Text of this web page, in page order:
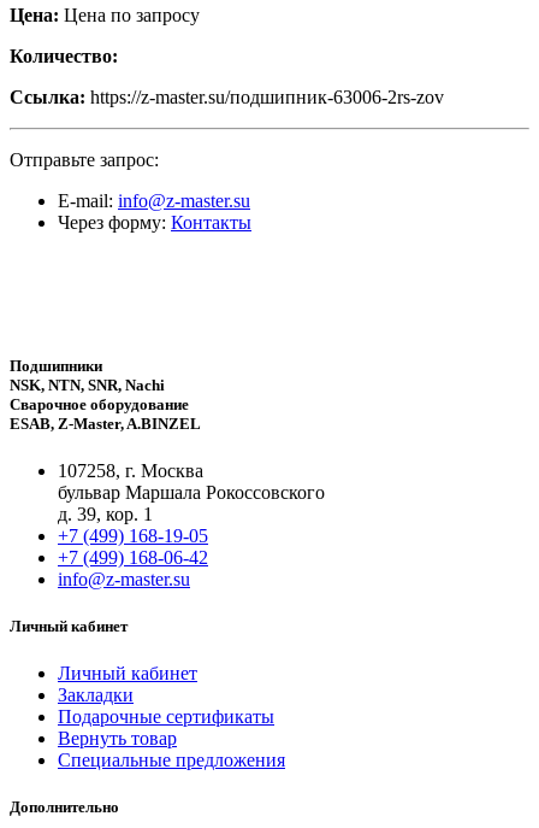
Цена: Цена по запросу
Количество:
Ссылка: https://z-master.su/подшипник-63006-2rs-zov
Отправьте запрос:
E-mail: info@z-master.su
Через форму: Контакты
Подшипники
NSK, NTN, SNR, Nachi
Сварочное оборудование
ESAB, Z-Master, A.BINZEL
107258, г. Москва
бульвар Маршала Рокоссовского
д. 39, кор. 1
+7 (499) 168-19-05
+7 (499) 168-06-42
info@z-master.su
Личный кабинет
Личный кабинет
Закладки
Подарочные сертификаты
Вернуть товар
Специальные предложения
Дополнительно